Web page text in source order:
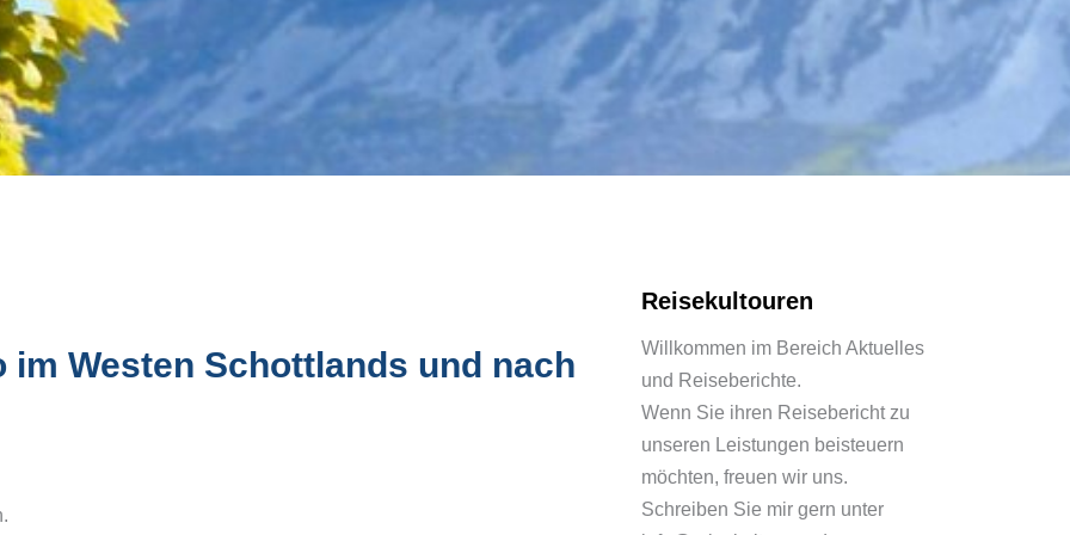
Küste
Whiskyseminar
Masterclass Schottland
Whiskymesse Villingen
Westen Schottlands und nach
Reisekultouren
Willkommen im Bereich Aktuelles
und Reiseberichte.
Wenn Sie ihren Reisebericht zu
unseren Leistungen beisteuern
möchten, freuen wir uns.
Schreiben Sie mir gern unter